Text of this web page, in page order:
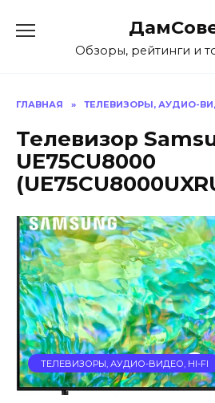
содержаниюОбзоры, рейтинги и
ГЛАВНАЯ » ТЕЛЕВИЗОРЫ, АУДИО-
Телевизор
UE75CU8000
ТЕЛЕВИЗОРЫ, АУДИО-ВИДЕО, HI-FI